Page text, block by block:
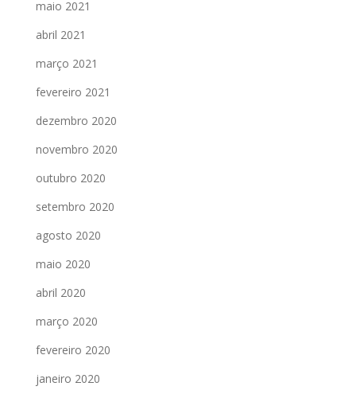
maio 2021
abril 2021
março 2021
fevereiro 2021
dezembro 2020
novembro 2020
outubro 2020
setembro 2020
agosto 2020
maio 2020
abril 2020
março 2020
fevereiro 2020
janeiro 2020